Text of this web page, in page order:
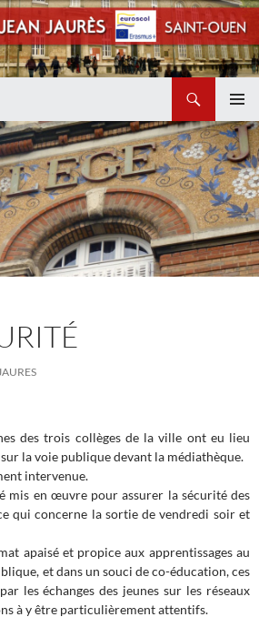
MENU
des trois collèges de la ville ont eu lieu
la voie publique devant la médiathèque.
intervenue.
mis en œuvre pour assurer la sécurité des
qui concerne la sortie de vendredi soir et
apaisé et propice aux apprentissages au
et dans un souci de co-éducation, ces
les échanges des jeunes sur les réseaux
à y être particulièrement attentifs.